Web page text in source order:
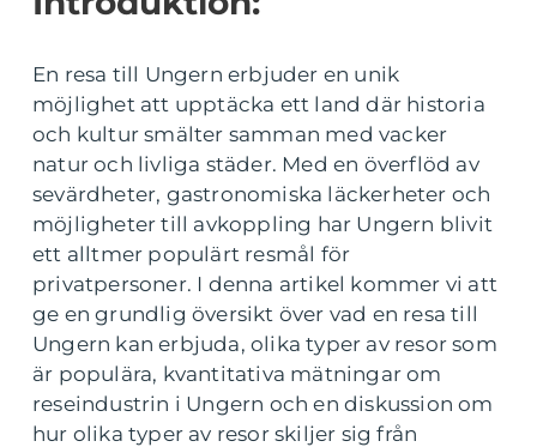
En resa till Ungern erbjuder en unik
möjlighet att upptäcka ett land där historia
och kultur smälter samman med vacker
natur och livliga städer. Med en överflöd av
sevärdheter, gastronomiska läckerheter och
möjligheter till avkoppling har Ungern blivit
ett alltmer populärt resmål för
privatpersoner. I denna artikel kommer vi att
ge en grundlig översikt över vad en resa till
Ungern kan erbjuda, olika typer av resor som
är populära, kvantitativa mätningar om
reseindustrin i Ungern och en diskussion om
hur olika typer av resor skiljer sig från